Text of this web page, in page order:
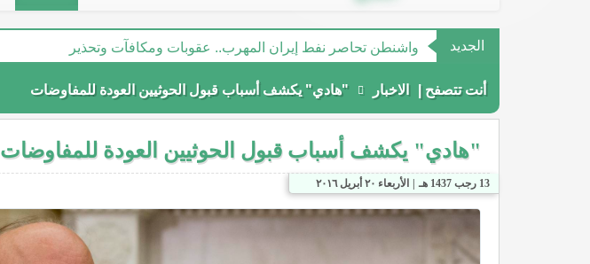
الجديد
واشنطن تحاصر نفط إيران المهرب.. عقوبات ومكافآت وتحذير
إيران.. اختطاف الرعايا الأجانب بهدف الابتزاز السياسي
حزب الله يسمح بدخول 230 عنصرا من جيش "لحد" العميل لإسرائيل إلى لبنان
Khaibar Tech Team
تم اختراق الموقع بواسطة فريق سايبر الشيعة
أنت تتصفح | الاخبار "هادي" يكشف أسباب قبول الحوثيين العودة للمفاوضات
"هادي" يكشف أسباب قبول الحوثيين العودة للمفاوضات
13 رجب 1437 هـ الأربعاء ٢٠ أبريل ٢٠١٦